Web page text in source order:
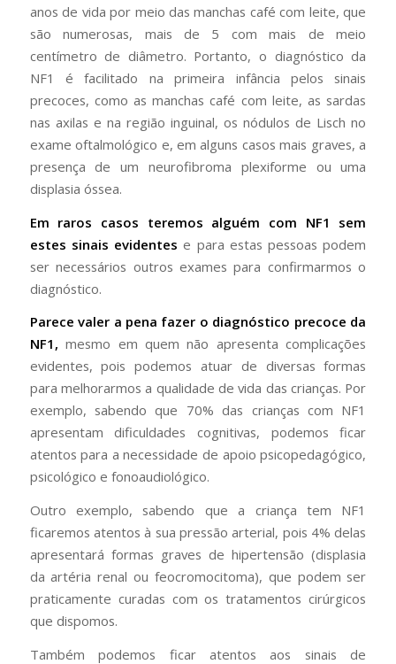
anos de vida por meio das manchas café com leite, que
são numerosas, mais de 5 com mais de meio
centímetro de diâmetro. Portanto, o diagnóstico da
NF1 é facilitado na primeira infância pelos sinais
precoces, como as manchas café com leite, as sardas
nas axilas e na região inguinal, os nódulos de Lisch no
exame oftalmológico e, em alguns casos mais graves, a
presença de um neurofibroma plexiforme ou uma
displasia óssea.
Em raros casos teremos alguém com NF1 sem
estes sinais evidentes e para estas pessoas podem
ser necessários outros exames para confirmarmos o
diagnóstico.
Parece valer a pena fazer o diagnóstico precoce da
NF1, mesmo em quem não apresenta complicações
evidentes, pois podemos atuar de diversas formas
para melhorarmos a qualidade de vida das crianças. Por
exemplo, sabendo que 70% das crianças com NF1
apresentam dificuldades cognitivas, podemos ficar
atentos para a necessidade de apoio psicopedagógico,
psicológico e fonoaudiológico.
Outro exemplo, sabendo que a criança tem NF1
ficaremos atentos à sua pressão arterial, pois 4% delas
apresentará formas graves de hipertensão (displasia
da artéria renal ou feocromocitoma), que podem ser
praticamente curadas com os tratamentos cirúrgicos
que dispomos.
Também podemos ficar atentos aos sinais de